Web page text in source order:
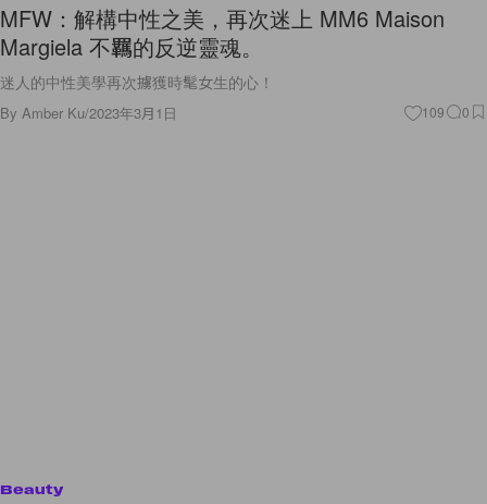
MFW：解構中性之美，再次迷上 MM6 Maison
Margiela 不羈的反逆靈魂。
迷人的中性美學再次擄獲時髦女生的心！
By Amber Ku/2023年3月1日 109 0
Beauty